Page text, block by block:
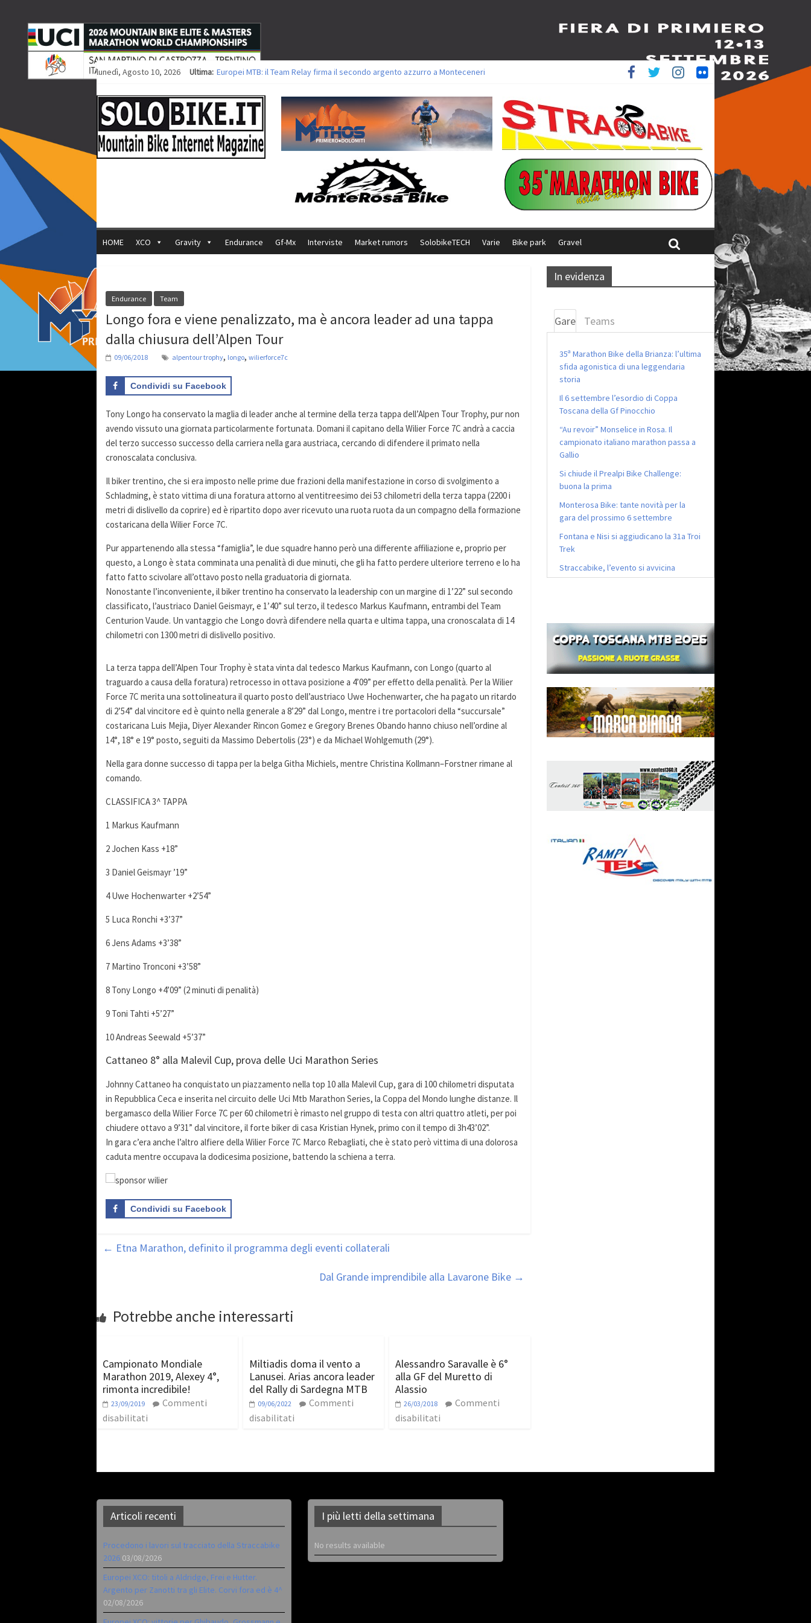
lunedì, Agosto 10, 2026 Ultima: Europei MTB: il Team Relay firma il secondo argento azzurro a Monteceneri
Europei XCO: titoli a Aldridge, Frei e Hutter. Argento per Zanotti tra gli Elite. Corvi fora ed è 4^
Europei XCO: vittorie per Ghibaudo, Grossmann e Gallis. Signorelli 5^ la migliore tra gli italiani
35ª Marathon Bike della Brianza: l’ultima sfida agonistica di una leggendaria storia
HOME XCO Gravity Endurance Gf-Mx Interviste Market rumors SolobikeTECH Varie Bike park Gravel
Endurance Team
Longo fora e viene penalizzato, ma è ancora leader ad una tappa
dalla chiusura dell’Alpen Tour
09/06/2018 alpentour trophy, longo, wilierforce7c
Condividi su Facebook
Tony Longo ha conservato la maglia di leader anche al termine della terza tappa dell’Alpen Tour Trophy, pur non
avendo vissuto una giornata particolarmente fortunata. Domani il capitano della Wilier Force 7C andrà a caccia
del terzo successo successo della carriera nella gara austriaca, cercando di difendere il primato nella
cronoscalata conclusiva.
Il biker trentino, che si era imposto nelle prime due frazioni della manifestazione in corso di svolgimento a
Schladming, è stato vittima di una foratura attorno al ventitreesimo dei 53 chilometri della terza tappa (2200 i
metri di dislivello da coprire) ed è ripartito dopo aver ricevuto una ruota ruota da un compagno della formazione
costaricana della Wilier Force 7C.
Pur appartenendo alla stessa “famiglia”, le due squadre hanno però una differente affiliazione e, proprio per
questo, a Longo è stata comminata una penalità di due minuti, che gli ha fatto perdere ulteriore terreno e lo ha
fatto fatto scivolare all’ottavo posto nella graduatoria di giornata.
Nonostante l’inconveniente, il biker trentino ha conservato la leadership con un margine di 1’22” sul secondo
classificato, l’austriaco Daniel Geismayr, e 1’40” sul terzo, il tedesco Markus Kaufmann, entrambi del Team
Centurion Vaude. Un vantaggio che Longo dovrà difendere nella quarta e ultima tappa, una cronoscalata di 14
chilometri con 1300 metri di dislivello positivo.
La terza tappa dell’Alpen Tour Trophy è stata vinta dal tedesco Markus Kaufmann, con Longo (quarto al
traguardo a causa della foratura) retrocesso in ottava posizione a 4’09” per effetto della penalità. Per la Wilier
Force 7C merita una sottolineatura il quarto posto dell’austriaco Uwe Hochenwarter, che ha pagato un ritardo
di 2’54” dal vincitore ed è quinto nella generale a 8’29” dal Longo, mentre i tre portacolori della “succursale”
costaricana Luis Mejia, Diyer Alexander Rincon Gomez e Gregory Brenes Obando hanno chiuso nell’ordine al
14°, 18° e 19° posto, seguiti da Massimo Debertolis (23°) e da Michael Wohlgemuth (29°).
Nella gara donne successo di tappa per la belga Githa Michiels, mentre Christina Kollmann–Forstner rimane al
comando.
CLASSIFICA 3^ TAPPA
1 Markus Kaufmann
2 Jochen Kass +18”
3 Daniel Geismayr ’19”
4 Uwe Hochenwarter +2’54”
5 Luca Ronchi +3’37”
6 Jens Adams +3’38”
7 Martino Tronconi +3’58”
8 Tony Longo +4’09” (2 minuti di penalità)
9 Toni Tahti +5’27”
10 Andreas Seewald +5’37”
Cattaneo 8° alla Malevil Cup, prova delle Uci Marathon Series
Johnny Cattaneo ha conquistato un piazzamento nella top 10 alla Malevil Cup, gara di 100 chilometri disputata
in Repubblica Ceca e inserita nel circuito delle Uci Mtb Marathon Series, la Coppa del Mondo lunghe distanze. Il
bergamasco della Wilier Force 7C per 60 chilometri è rimasto nel gruppo di testa con altri quattro atleti, per poi
chiudere ottavo a 9’31” dal vincitore, il forte biker di casa Kristian Hynek, primo con il tempo di 3h43’02”.
In gara c’era anche l’altro alfiere della Wilier Force 7C Marco Rebagliati, che è stato però vittima di una dolorosa
caduta mentre occupava la dodicesima posizione, battendo la schiena a terra.
Condividi su Facebook
← Etna Marathon, definito il programma degli eventi collaterali
Dal Grande imprendibile alla Lavarone Bike →
Potrebbe anche interessarti
Campionato Mondiale
Marathon 2019, Alexey 4°,
rimonta incredibile!
23/09/2019
Commenti
disabilitati
Miltiadis doma il vento a
Lanusei. Arias ancora leader
del Rally di Sardegna MTB
09/06/2022
Commenti
disabilitati
Alessandro Saravalle è 6°
alla GF del Muretto di
Alassio
26/03/2018
Commenti
disabilitati
In evidenza
Gare Teams
35ª Marathon Bike della Brianza: l’ultima
sfida agonistica di una leggendaria
storia
Il 6 settembre l’esordio di Coppa
Toscana della Gf Pinocchio
“Au revoir” Monselice in Rosa. Il
campionato italiano marathon passa a
Gallio
Si chiude il Prealpi Bike Challenge:
buona la prima
Monterosa Bike: tante novità per la
gara del prossimo 6 settembre
Fontana e Nisi si aggiudicano la 31a Troi
Trek
Straccabike, l’evento si avvicina
Articoli recenti
Procedono i lavori sul tracciato della Straccabike
2026 03/08/2026
Europei XCO: titoli a Aldridge, Frei e Hutter.
Argento per Zanotti tra gli Elite. Corvi fora ed è 4^
02/08/2026
I più letti della settimana
No results available